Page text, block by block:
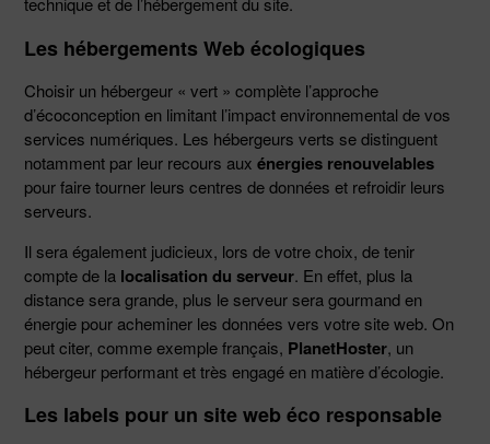
Les hébergements Web écologiques
Choisir un hébergeur « vert » complète l’approche
d’écoconception en limitant l’impact environnemental de vos
services numériques. Les hébergeurs verts se distinguent
notamment par leur recours auxénergies renouvelables
pour faire tourner leurs centres de données et refroidir leurs
serveurs.
Il sera également judicieux, lors de votre choix, de tenir
compte de la localisation du serveur. En effet, plus la
distance sera grande, plus le serveur sera gourmand en
énergie pour acheminer les données vers votre site web. On
peut citer, comme exemple français, PlanetHoster, un
hébergeur performant et très engagé en matière d’écologie.
Les labels pour un site web éco responsable